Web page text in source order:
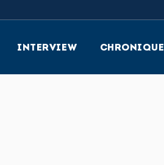
INTERVIEW CHRONIQUE